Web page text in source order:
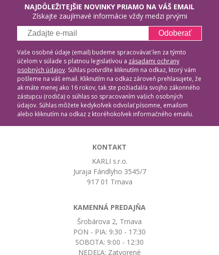
NAJDÔLEŽITEJŠIE NOVINKY PRIAMO NA VÁŠ EMAIL
Získajte zaujímavé informácie vždy medzi prvými
Odoberať
Vaše osobné údaje (email) budeme spracovávať len za týmto
účelom v súlade s platnou legislatívou a zásadami ochrany
osobných údajov. Súhlas potvrdíte kliknutím na odkaz, ktorý vám
pošleme na váš email. Kliknutím na odkaz zároveň prehlasujete, že
ak máte menej ako 16 rokov, tak ste požiadal/a svojho zákonného
zástupcu (rodiča) o súhlas so spracovaním vašich osobných
údajov. Súhlas môžete kedykoľvek odvolať písomne, emailom
alebo kliknutím na odkaz z ktoréhokoľvek informačného emailu.
KONTAKT
KARLI s.r.o.
Juraja Fándlyho 3545/7
917 01 Trnava
KAMENNÁ PREDAJŇA
Šrobárova 2, Trnava
PON - PIA: 9:30 - 17:30
SOBOTA: 9:00 - 12:30
NEDEĽA: Zatvorené